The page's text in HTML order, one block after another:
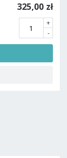
325,00 zł
+
-